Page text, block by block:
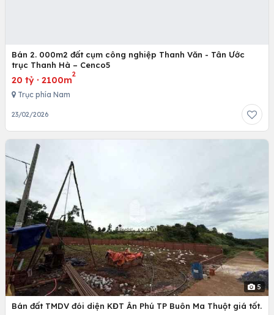
Bán 2. 000m2 đất cụm công nghiệp Thanh Văn - Tân Ước
trục Thanh Hà – Cenco5
20 tỷ · 2100m
2
Trục phía Nam
23/02/2026
5
Bán đất TMDV đói diện KĐT Ân Phú TP Buôn Ma Thuột giá tốt.